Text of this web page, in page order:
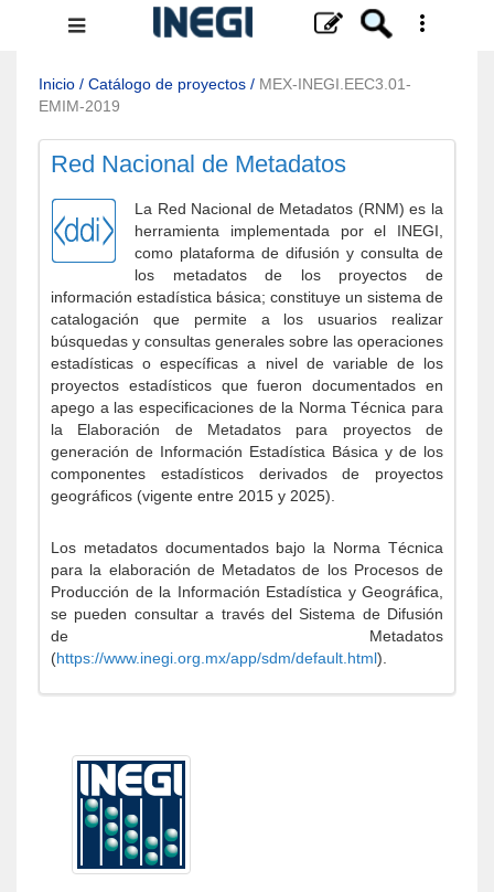
Menú
navegación
Inicio / Catálogo de proyectos / MEX-INEGI.EEC3.01-
EMIM-2019
Red Nacional de Metadatos
La Red Nacional de Metadatos (RNM) es la
herramienta implementada por el INEGI,
como plataforma de difusión y consulta de
los metadatos de los proyectos de
información estadística básica; constituye un sistema de
catalogación que permite a los usuarios realizar
búsquedas y consultas generales sobre las operaciones
estadísticas o específicas a nivel de variable de los
proyectos estadísticos que fueron documentados en
apego a las especificaciones de la Norma Técnica para
la Elaboración de Metadatos para proyectos de
generación de Información Estadística Básica y de los
componentes estadísticos derivados de proyectos
geográficos (vigente entre 2015 y 2025).
Los metadatos documentados bajo la Norma Técnica
para la elaboración de Metadatos de los Procesos de
Producción de la Información Estadística y Geográfica,
se pueden consultar a través del Sistema de Difusión
de Metadatos
(https://www.inegi.org.mx/app/sdm/default.html).